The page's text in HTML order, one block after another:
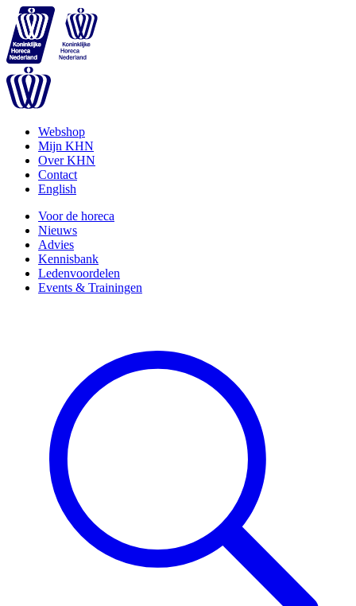
Webshop
Mijn KHN
Over KHN
Contact
English
Voor de horeca
Nieuws
Advies
Kennisbank
Ledenvoordelen
Events & Trainingen